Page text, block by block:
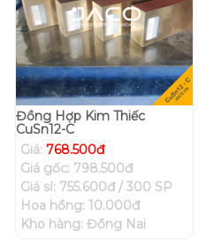
Đồng Hợp Kim Thiếc
CuSn12-C
Giá: 768.500đ
Giá gốc: 798.500đ
Giá sỉ: 755.600đ / 300 SP
Hoa hồng: 10.000đ
Kho hàng: Đồng Nai